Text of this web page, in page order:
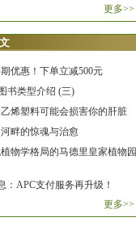
更多>>
优惠！下单立减500元
书类型介绍 (三)
烯塑料可能会损害你的肝脏
畔的惊魂与治愈
物学格局的马德里皇家植物园
：APC支付服务再升级！
更多>>